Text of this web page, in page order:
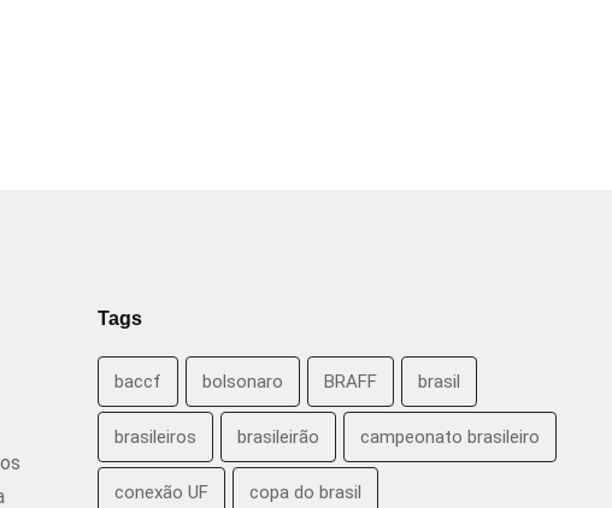
Tags
baccf bolsonaro BRAFF brasil
brasileiros brasileirão campeonato brasileiro
conexão UF copa do brasil